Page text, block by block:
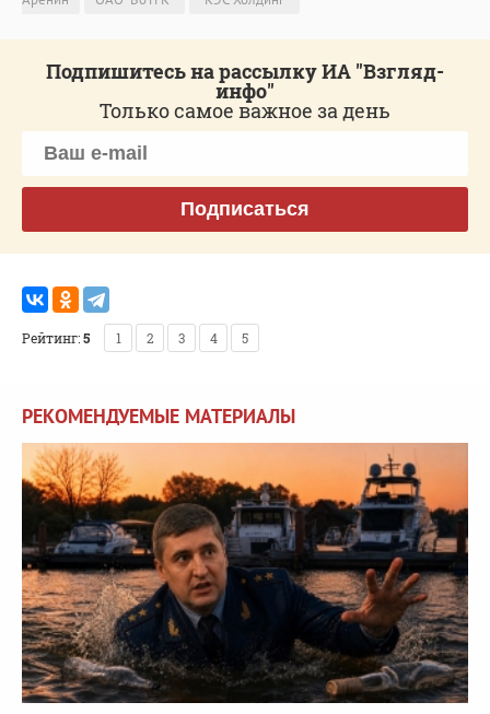
Подпишитесь на рассылку ИА "Взгляд-
инфо"
Только самое важное за день
Подписаться
Рейтинг:5 1 2 3 4 5
РЕКОМЕНДУЕМЫЕ МАТЕРИАЛЫ